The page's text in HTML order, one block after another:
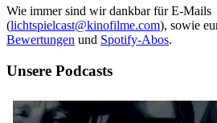
Wie immer sind wir dankbar für E-Mails
(lichtspielcast@kinofilme.com), sowie
Bewertungen und Spotify-Abos.
Unsere Podcasts